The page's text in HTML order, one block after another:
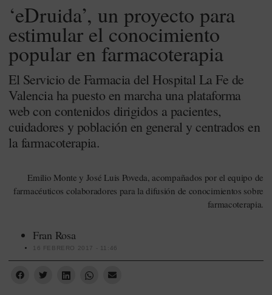
‘eDruida’, un proyecto para
estimular el conocimiento
popular en farmacoterapia
El Servicio de Farmacia del Hospital La Fe de
Valencia ha puesto en marcha una plataforma
web con contenidos dirigidos a pacientes,
cuidadores y población en general y centrados en
la farmacoterapia.
Emilio Monte y José Luis Poveda, acompañados por el equipo de
farmacéuticos colaboradores para la difusión de conocimientos sobre
farmacoterapia.
Fran Rosa
16 FEBRERO 2017 - 11:46